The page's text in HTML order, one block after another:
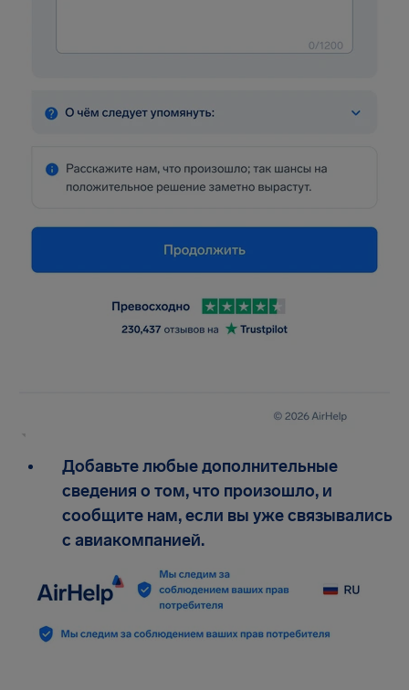
Добавьте любые дополнительные
сведения о том, что произошло, и
сообщите нам, если вы уже связывались
с авиакомпанией.